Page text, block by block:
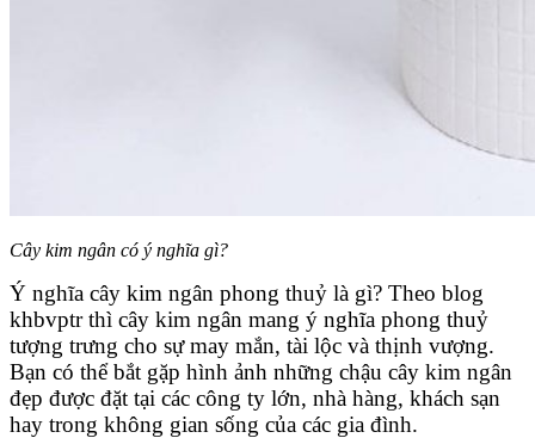
Cây kim ngân có ý nghĩa gì?
Ý nghĩa cây kim ngân phong thuỷ là gì? Theo blog
khbvptr thì cây kim ngân mang ý nghĩa phong thuỷ
tượng trưng cho sự may mắn, tài lộc và thịnh vượng.
Bạn có thể bắt gặp hình ảnh những chậu cây kim ngân
đẹp được đặt tại các công ty lớn, nhà hàng, khách sạn
hay trong không gian sống của các gia đình.